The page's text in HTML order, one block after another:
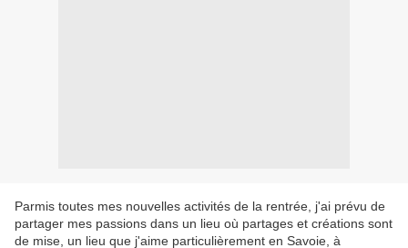
Parmis toutes mes nouvelles activités de la rentrée, j'ai prévu de
partager mes passions dans un lieu où partages et créations sont
de mise, un lieu que j'aime particulièrement en Savoie, à